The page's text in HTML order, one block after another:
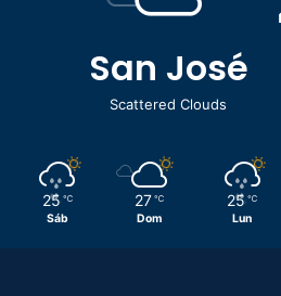
San José
Scattered Clouds
25 ℃
Sáb
27 ℃
Dom
25 ℃
Lun